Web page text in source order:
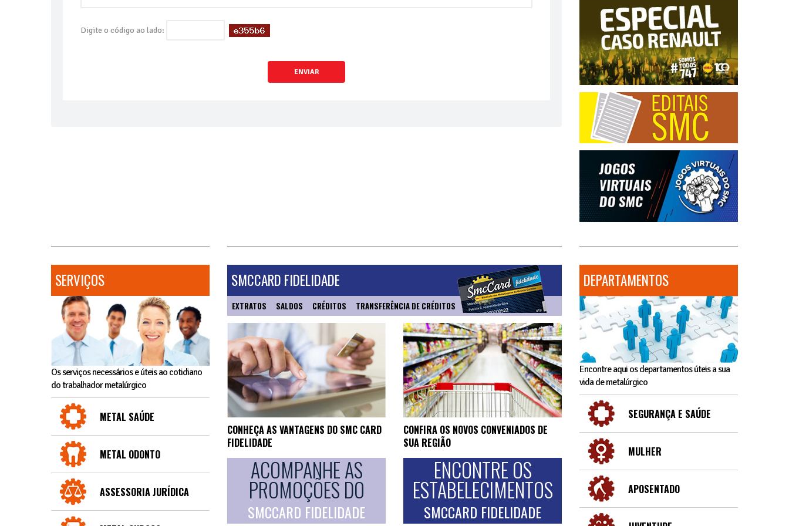
Digite o código ao lado:
ENVIAR
SERVIÇOS
Os serviços necessários e úteis ao cotidiano
do trabalhador metalúrgico
METAL SAÚDE
METAL ODONTO
ASSESSORIA JURÍDICA
SMCCARD FIDELIDADE
EXTRATOS SALDOS CRÉDITOS TRANSFERÊNCIA DE CRÉDITOS
CONHEÇA AS VANTAGENS DO SMC CARD
FIDELIDADE
ACOMPANHE AS
PROMOÇÕES DO
SMCCARD FIDELIDADE
CONFIRA OS NOVOS CONVENIADOS DE
SUA REGIÃO
ENCONTRE OS
ESTABELECIMENTOS
SMCCARD FIDELIDADE
DEPARTAMENTOS
Encontre aqui os departamentos úteis a sua
vida de metalúrgico
SEGURANÇA E SAÚDE
MULHER
APOSENTADO